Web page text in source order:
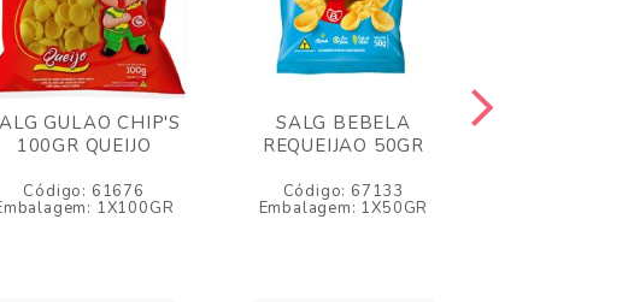
GULAO CHIP'S
100GR QUEIJO
Código: 61676
1X100GR
SALG BEBELA
REQUEIJAO 50GR
Código: 67133
Embalagem: 1X50GR